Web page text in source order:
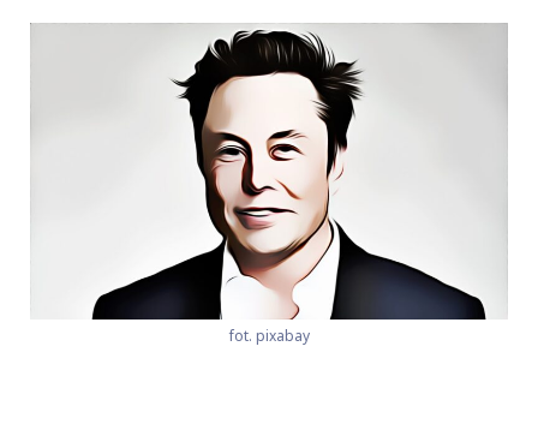
fot. pixabay